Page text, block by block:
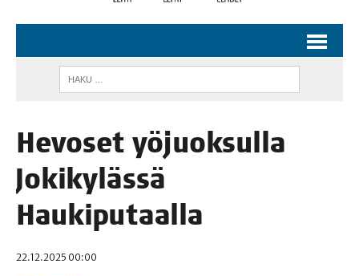
Hevo­set yöjuok­sul­la
Joki­ky­läs­sä
Haukiputaalla
22.12.2025 00:00